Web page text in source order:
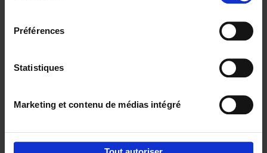
Préférences
Statistiques
Marketing et contenu de médias intégré
Content Marketing like a